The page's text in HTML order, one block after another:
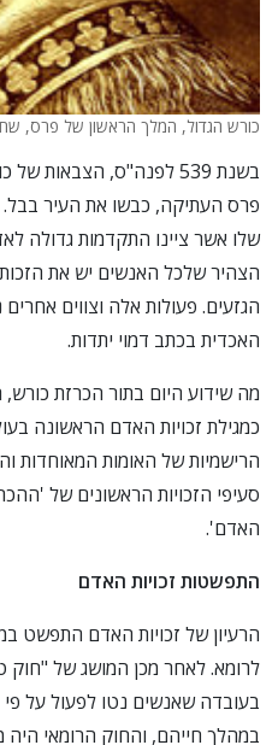
כורש הגדול, המלך הראשון של פרס, שחרר את
בשנת 539 לפנה"ס,
פרס העתיקה, כבשו את העיר בבל.
שלו אשר ציינו התקדמות גדולה
הצהיר שלכל האנשים יש את הזכות
הגזעים. פעולות אלה וצווים
האכדית בכתב דמוי יתדות.
מה שידוע היום בתור הכרזת
כמגילת זכויות האדם הראשונה
הרישמיות של האומות המאוחדות
סעיפי הזכויות הראשונים של
האדם'.
התפשטות זכויות האדם
הרעיון של זכויות האדם התפשט
לרומא. לאחר מכן המושג של "חוק
בעובדה שאנשים נטו לפעול על פי
במהלך חייהם, והחוק הרומאי היה